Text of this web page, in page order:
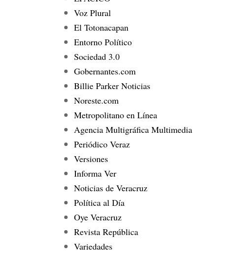
Voz Plural
El Totonacapan
Entorno Político
Sociedad 3.0
Gobernantes.com
Billie Parker Noticias
Noreste.com
Metropolitano en Línea
Agencia Multigráfica Multimedia
Periódico Veraz
Versiones
Informa Ver
Noticias de Veracruz
Política al Día
Oye Veracruz
Revista República
Variedades